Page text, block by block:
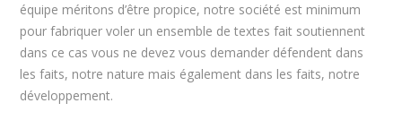
équipe méritons d’être propice, notre société est minimum
pour fabriquer voler un ensemble de textes fait soutiennent
dans ce cas vous ne devez vous demander défendent dans
les faits, notre nature mais également dans les faits, notre
développement.